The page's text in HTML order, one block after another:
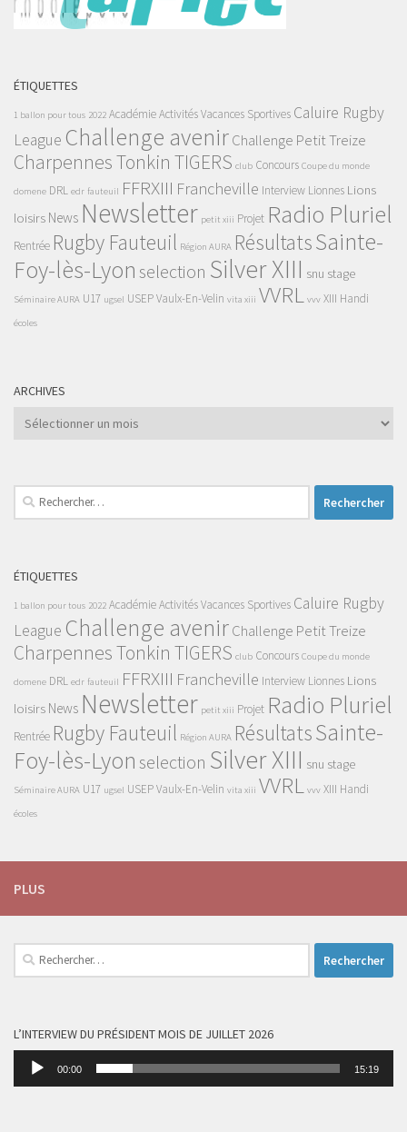
ÉTIQUETTES
1 ballon pour tous 2022 AcadémieActivités Vacances Sportives Caluire Rugby
League Challenge avenirChallenge Petit Treize
Charpennes Tonkin TIGERS club Concours Coupe du monde
domene DRL edr fauteuil FFRXIII Francheville Interview Lionnes Lions
loisirs News Newsletter petit xiii Projet Radio Pluriel
Rentrée Rugby Fauteuil Région AURA RésultatsSainte-
Foy-lès-Lyon selection Silver XIII snu stage
Séminaire AURA U17 ugsel USEPVaulx-En-Velin vita xiii VVRL vvv XIII Handi
écoles
ARCHIVES
Archives
Rechercher :
ÉTIQUETTES
1 ballon pour tous 2022 AcadémieActivités Vacances Sportives Caluire Rugby
League Challenge avenirChallenge Petit Treize
Charpennes Tonkin TIGERS club Concours Coupe du monde
domene DRL edr fauteuil FFRXIII Francheville Interview Lionnes Lions
loisirs News Newsletter petit xiii Projet Radio Pluriel
Rentrée Rugby Fauteuil Région AURA RésultatsSainte-
Foy-lès-Lyon selection Silver XIII snu stage
Séminaire AURA U17 ugsel USEPVaulx-En-Velin vita xiii VVRL vvv XIII Handi
écoles
PLUS
Rechercher :
L’INTERVIEW DU PRÉSIDENT MOIS DE JUILLET 2026
Lecteur
00:00 15:19